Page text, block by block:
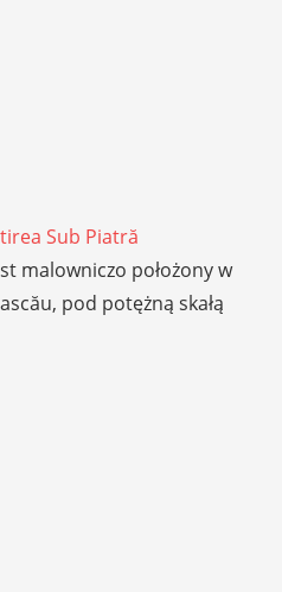
Sub Piatră
malowniczo położony w
pod potężną skałą